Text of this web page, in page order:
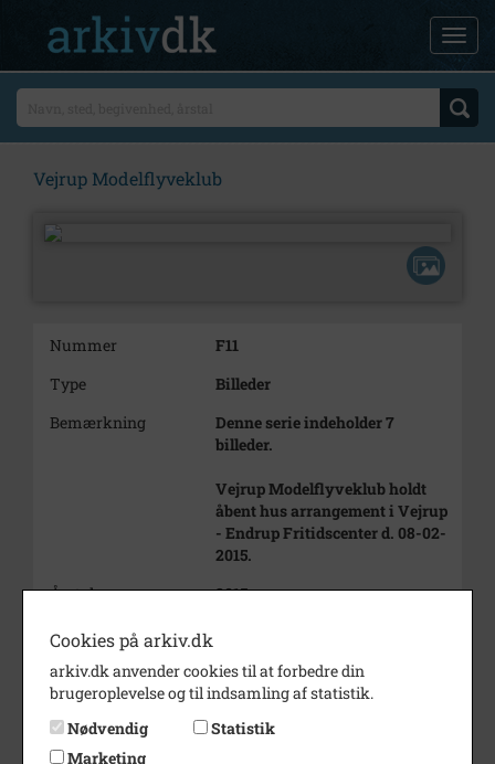
Vejrup Modelflyveklub
Nummer
F11
Type
Billeder
Bemærkning
Denne serie indeholder 7
billeder.
Vejrup Modelflyveklub holdt
åbent hus arrangement i Vejrup
- Endrup Fritidscenter d. 08-02-
2015.
Årstal
2015
Dateringsnote
Fotograf
Birger Henriksen
Materiale
digital optagelse
Se på kort
Cookies på arkiv.dk
arkiv.dk anvender cookies til at forbedre din
brugeroplevelse og til indsamling af statistik.
Nødvendig
Statistik
Marketing